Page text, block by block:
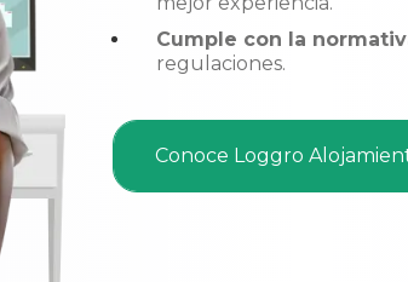
Cumple con la
regulaciones.
Conoce Loggro